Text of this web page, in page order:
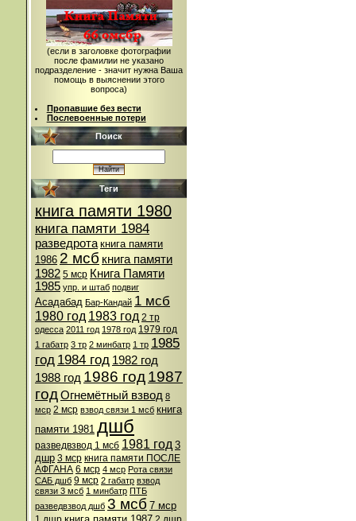
(если в заголовке фотографии
после фамилии не указано
подразделение - значит нужна Ваша
помощь в выяснении этого
вопроса)
Пропавшие без вести
Послевоенные потери
Поиск
Теги
книга памяти 1980
книга памяти 1984
разведрота книга памяти
1986 2 мсб книга памяти
1982 5 мср Книга Памяти
1985 упр. и штаб подвиг
Асадабад Бар-Кандай 1 мсб
1980 год 1983 год 2 тр
одесса 2011 год 1978 год 1979 год
1 габатр 3 тр 2 минбатр 1 тр 1985
год 1984 год 1982 год
1988 год 1986 год1987
годОгнемётный взвод 8
мср 2 мср взвод связи 1 мсб книга
памяти 1981 дшб
разведвзвод 1 мсб 1981 год 3
дшр 3 мср книга памяти ПОСЛЕ
АФГАНА 6 мср 4 мср Рота связи
САБ дшб 9 мср 2 габатр взвод
связи 3 мсб 1 минбатр ПТБ
разведвзвод дшб 3 мсб 7 мср